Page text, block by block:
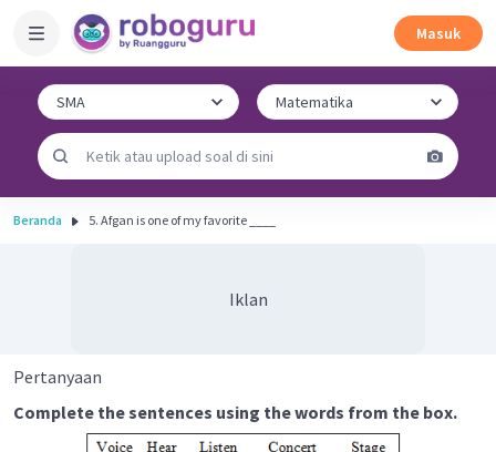
Masuk
Beranda 5. Afgan is one of my favorite ____
Iklan
Pertanyaan
Complete the sentences using the words from the box.